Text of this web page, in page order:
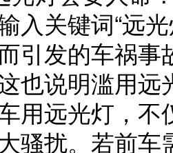
关键词“远光
引发的车祸
也说明滥用
远光灯，不
骚扰。若前